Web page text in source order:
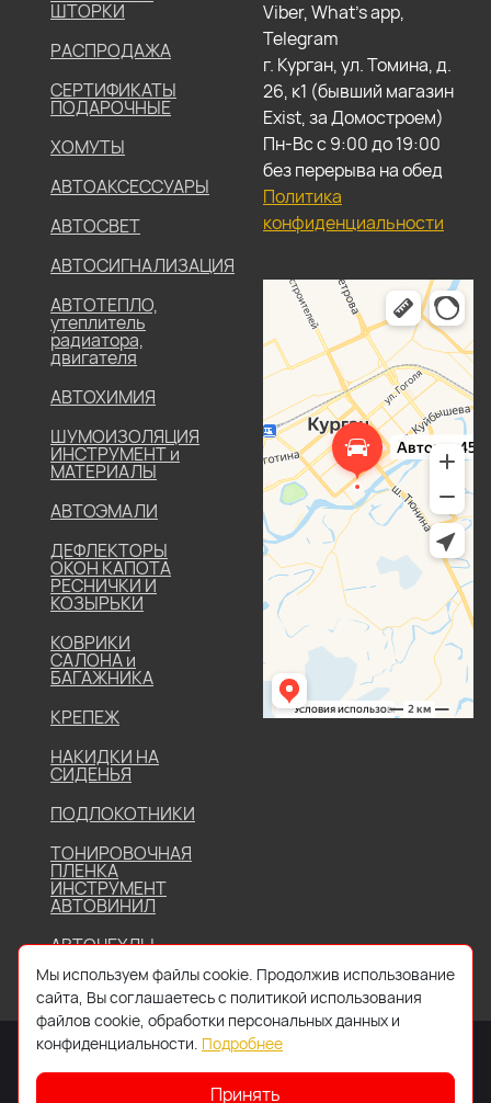
ШТОРКИ
РАСПРОДАЖА
СЕРТИФИКАТЫ
ПОДАРОЧНЫЕ
ХОМУТЫ
АВТОАКСЕССУАРЫ
АВТОСВЕТ
АВТОСИГНАЛИЗАЦИЯ
АВТОТЕПЛО,
утеплитель
радиатора,
двигателя
АВТОХИМИЯ
ШУМОИЗОЛЯЦИЯ
ИНСТРУМЕНТ и
МАТЕРИАЛЫ
АВТОЭМАЛИ
ДЕФЛЕКТОРЫ
ОКОН КАПОТА
РЕСНИЧКИ И
КОЗЫРЬКИ
КОВРИКИ
САЛОНА и
БАГАЖНИКА
КРЕПЕЖ
НАКИДКИ НА
СИДЕНЬЯ
ПОДЛОКОТНИКИ
ТОНИРОВОЧНАЯ
ПЛЕНКА
ИНСТРУМЕНТ
АВТОВИНИЛ
АВТОЧЕХЛЫ
Viber, What's app,
Telegram
г. Курган, ул. Томина, д.
26, к1 (бывший магазин
Exist, за Домостроем)
Пн-Вс с 9:00 до 19:00
без перерыва на обед
Политика
конфиденциальности
Мы используем файлы cookie. Продолжив использование
сайта, Вы соглашаетесь с политикой использования
файлов cookie, обработки персональных данных и
конфиденциальности. Подробнее
Принять